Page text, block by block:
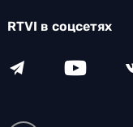
RTVI в соцсетях